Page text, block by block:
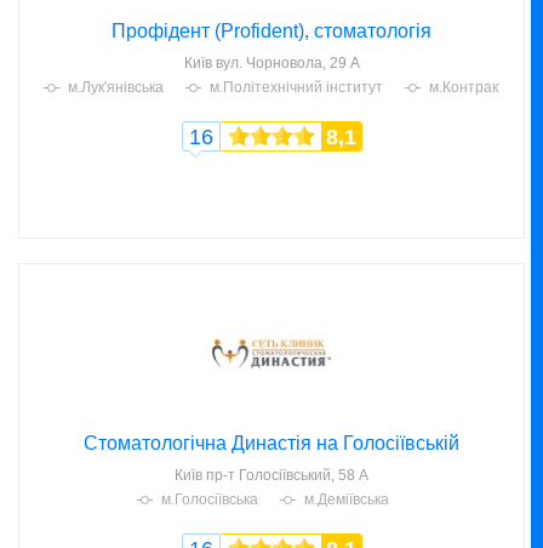
Профідент (Profident), стоматологія
Київ вул. Чорновола, 29 А
м.Лук'янівська
м.Політехнічний інститут м.Контрактова
16 8,1
Стоматологічна Династія на Голосіївській
Київ пр-т Голосіївський, 58 А
м.Голосіївська
м.Деміївська